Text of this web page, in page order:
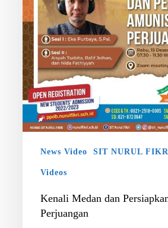
News Video SIT NURUL
Videos
Kenali Medan dan
Perjuangan